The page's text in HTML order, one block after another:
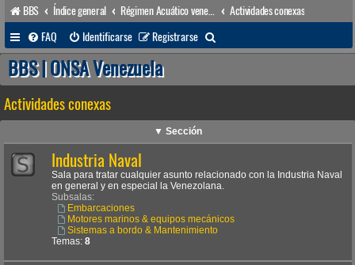
BBS Índice general Régimen Acuático venezolano
Actividades conexas
FAQ
Identificarse Registrarse
u
a
r
BBS | ONSA Venezuela
Actividades conexas
▼ Sección
Industria Naval
Sala para tratar cualquier asunto relacionado con la Industria Naval
en general y en especial la Venezolana.
Subsalas:
Embarcaciones
Motores marinos & equipos mecánicos
Sistemas a bordo & Mantenimiento
Temas: 8